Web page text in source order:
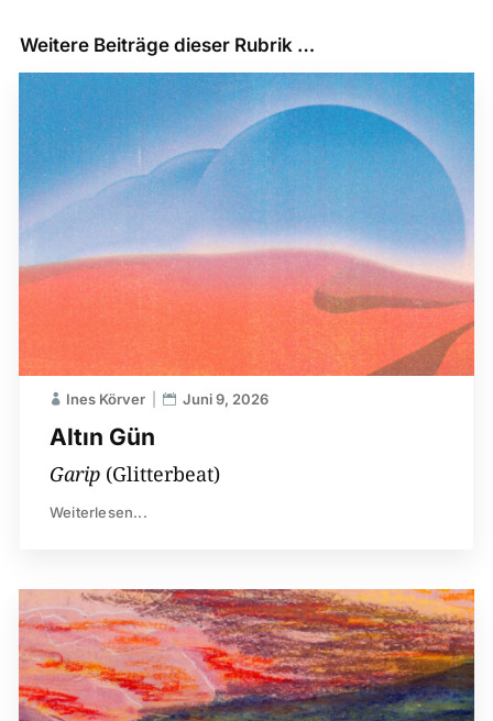
Weitere Beiträge dieser Rubrik …
Altın Gün
Ines Körver Juni 9, 2026
Garip(Glitterbeat)
Weiterlesen...